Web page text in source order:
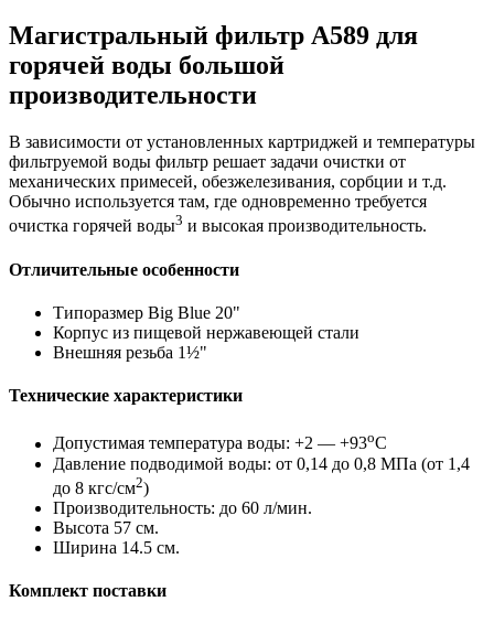
Магистральный фильтр А589 для
горячей воды большой
производительности
В зависимости от установленных картриджей и температуры
фильтруемой воды фильтр решает задачи очистки от
механических примесей, обезжелезивания, сорбции и т.д.
Обычно используется там, где одновременно требуется
очистка горячей воды3 и высокая производительность.
Отличительные особенности
Типоразмер Big Blue 20"
Корпус из пищевой нержавеющей стали
Внешняя резьба 1½"
Технические характеристики
Допустимая температура воды: +2 — +93оС
Давление подводимой воды: от 0,14 до 0,8 МПа (от 1,4
до 8 кгс/см2)
Производительность: до 60 л/мин.
Высота 57 см.
Ширина 14.5 см.
Комплект поставки